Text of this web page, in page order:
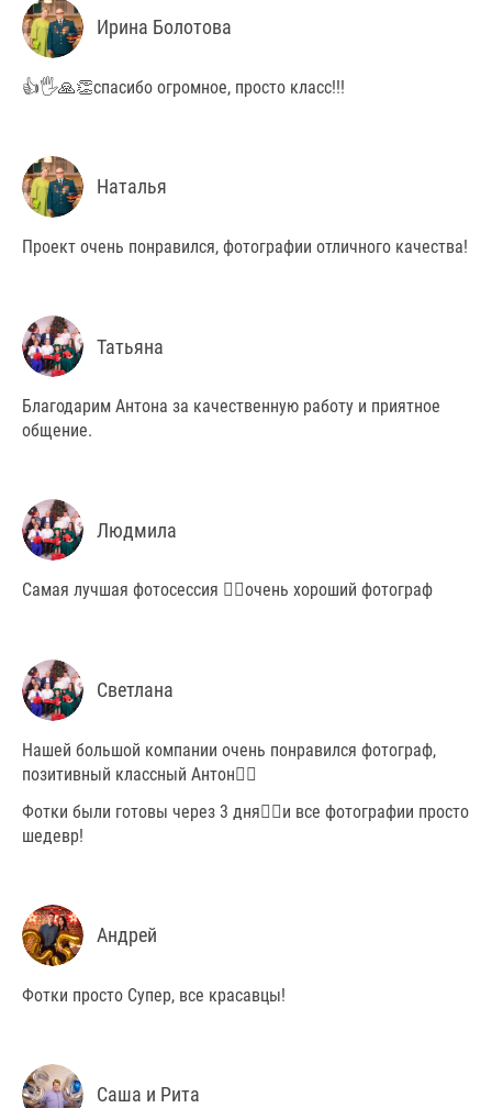
Ирина Болотова
👍🖐🙏👏спасибо огромное, просто класс!!!
Наталья
Проект очень понравился, фотографии отличного качества!
Татьяна
Благодарим Антона за качественную работу и приятное
общение.
Людмила
Самая лучшая фотосессия 👍🏼очень хороший фотограф
Светлана
Нашей большой компании очень понравился фотограф,
позитивный классный Антон👍🏼
Фотки были готовы через 3 дня👍🏼и все фотографии просто
шедевр!
Андрей
Фотки просто Супер, все красавцы!
Саша и Рита